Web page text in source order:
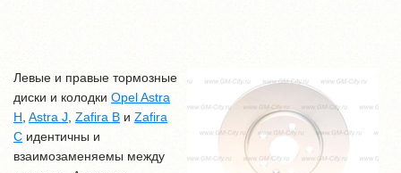
Левые и правые тормозные
диски и колодки Opel Astra
H Astra J Zafira B и Zafira
C идентичны и
взаимозаменяемы между